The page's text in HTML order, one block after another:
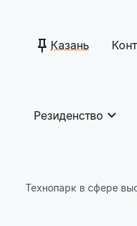
Казань
Резиденство
Технопарк в сфере